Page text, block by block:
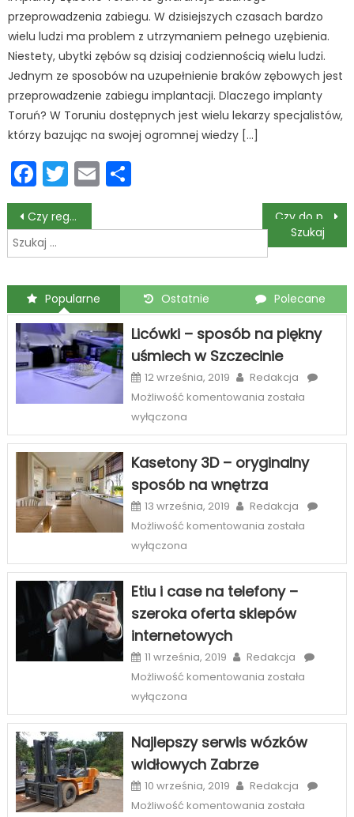
przeprowadzenia zabiegu. W dzisiejszych czasach bardzo
wielu ludzi ma problem z utrzymaniem pełnego uzębienia.
Niestety, ubytki zębów są dzisiaj codziennością wielu ludzi.
Jednym ze sposobów na uzupełnienie braków zębowych jest
przeprowadzenie zabiegu implantacji. Dlaczego implanty
Toruń? W Toruniu dostępnych jest wielu lekarzy specjalistów,
którzy bazując na swojej ogromnej wiedzy […]
Facebook
Twitter
Email
Nawigacja
wpisu
Czy regularna higienizacja zębów wpływa na redukcję patogenów przyzębia?
Szukaj:
Popularne Ostatnie Polecane
Licówki – sposób na piękny
uśmiech w Szczecinie
12 września, 2019
Redakcja
Możliwość komentowania Licówki
sposób
piękny
uśmiech
w
Szczecinie
została
wyłączona
Kasetony 3D – oryginalny
sposób na wnętrza
13 września, 2019
Redakcja
Możliwość komentowania Kasetony
–
sposób
na
została
wyłączona
Etiu i case na telefony –
szeroka oferta sklepów
internetowych
11 września, 2019
Redakcja
Możliwość komentowania Etiu
case
telefony
szeroka
oferta
została
wyłączona
Najlepszy serwis wózków
widłowych Zabrze
10 września, 2019
Redakcja
Możliwość komentowania Najlepszy
została